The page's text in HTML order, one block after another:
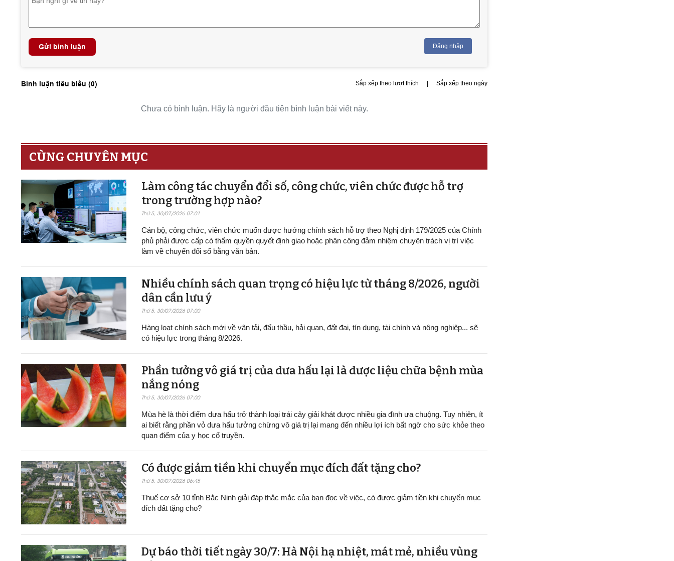
Gửi bình luận Đăng nhập
Bình luận tiêu biểu (0) Sắp xếp theo lượt thích | Sắp xếp theo ngày
Chưa có bình luận. Hãy là người đầu tiên bình luận bài viết này.
CÙNG CHUYÊN MỤC
Làm công tác chuyển đổi số, công chức, viên chức được hỗ trợ
trong trường hợp nào?
Thứ 5, 30/07/2026 07:01
Cán bộ, công chức, viên chức muốn được hưởng chính sách hỗ trợ theo Nghị định 179/2025 của Chính
phủ phải được cấp có thẩm quyền quyết định giao hoặc phân công đảm nhiệm chuyên trách vị trí việc
làm về chuyển đổi số bằng văn bản.
Nhiều chính sách quan trọng có hiệu lực từ tháng 8/2026, người
dân cần lưu ý
Thứ 5, 30/07/2026 07:00
Hàng loạt chính sách mới về vận tải, đấu thầu, hải quan, đất đai, tín dụng, tài chính và nông nghiệp... sẽ
có hiệu lực trong tháng 8/2026.
Phần tưởng vô giá trị của dưa hấu lại là dược liệu chữa bệnh mùa
nắng nóng
Thứ 5, 30/07/2026 07:00
Mùa hè là thời điểm dưa hấu trở thành loại trái cây giải khát được nhiều gia đình ưa chuộng. Tuy nhiên, ít
ai biết rằng phần vỏ dưa hấu tưởng chừng vô giá trị lại mang đến nhiều lợi ích bất ngờ cho sức khỏe theo
quan điểm của y học cổ truyền.
Có được giảm tiền khi chuyển mục đích đất tặng cho?
Thứ 5, 30/07/2026 06:45
Thuế cơ sở 10 tỉnh Bắc Ninh giải đáp thắc mắc của bạn đọc về việc, có được giảm tiền khi chuyển mục
đích đất tặng cho?
Dự báo thời tiết ngày 30/7: Hà Nội hạ nhiệt, mát mẻ, nhiều vùng